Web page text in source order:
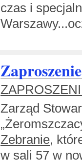
czas i
Zarząd
Zebranie,
w sali 57 w